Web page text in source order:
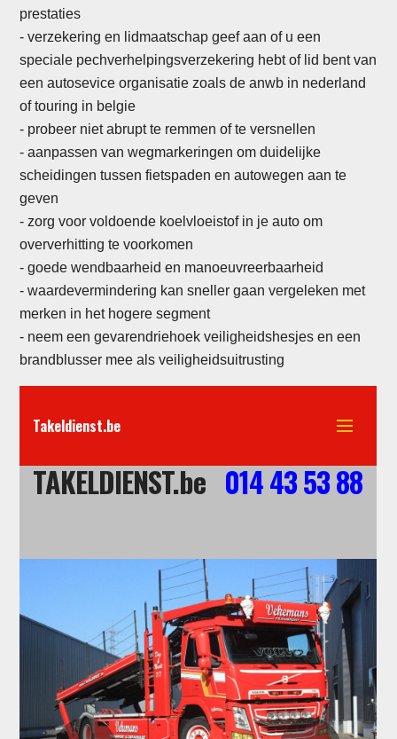
prestaties
-verzekering en lidmaatschap geef aan of u een
speciale pechverhelpingsverzekering hebt of lid bent van
een autosevice organisatie zoals de anwb in nederland
of touring in belgie
- probeer niet abrupt te remmen of te versnellen
- aanpassen van wegmarkeringen om duidelijke
scheidingen tussen fietspaden en autowegen aan te
geven
- zorg voor voldoende koelvloeistof in je auto om
oververhitting te voorkomen
- goede wendbaarheid en manoeuvreerbaarheid
-waardevermindering kan sneller gaan vergeleken met
merken in het hogere segment
- neem een gevarendriehoek veiligheidshesjes en een
brandblusser mee als veiligheidsuitrusting